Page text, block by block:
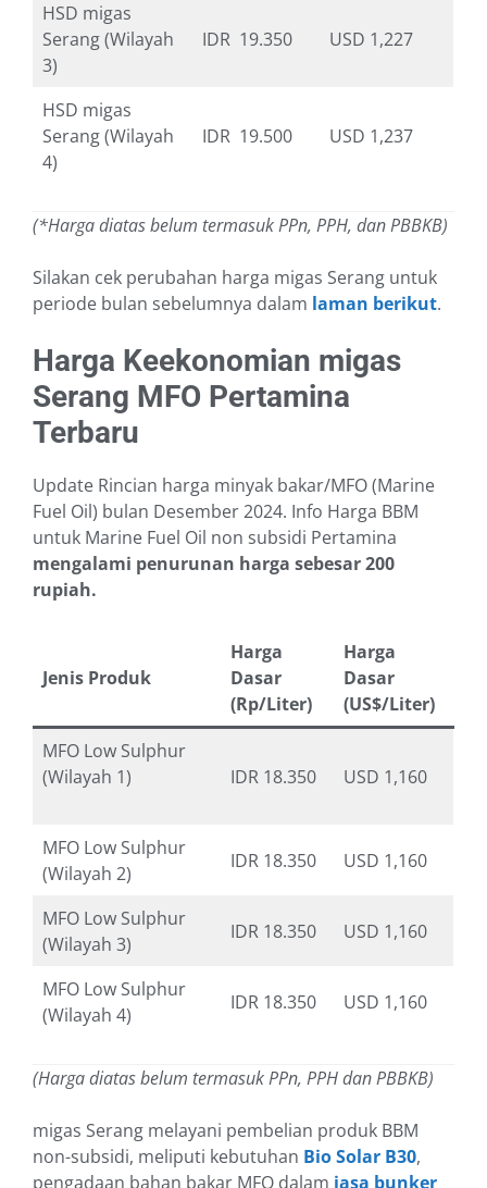
HSD migas
Serang (Wilayah
3)
IDR 19.350 USD 1,227
HSD migas
Serang (Wilayah
4)
IDR 19.500 USD 1,237
(*Harga diatas belum termasuk PPn, PPH, dan PBBKB)
Silakan cek perubahan harga migas Serang untuk
periode bulan sebelumnya dalam laman berikut.
Harga Keekonomian migas
Serang MFO Pertamina
Terbaru
Update Rincian harga minyak bakar/MFO (Marine
Fuel Oil) bulan Desember 2024. Info Harga BBM
untuk Marine Fuel Oil non subsidi Pertamina
mengalami penurunan harga sebesar 200
rupiah.
Jenis Produk
Harga
Dasar
(Rp/Liter)
Harga
Dasar
(US$/Liter)
MFO Low Sulphur
(Wilayah 1)
IDR 18.350 USD 1,160
MFO Low Sulphur
(Wilayah 2)
IDR 18.350 USD 1,160
MFO Low Sulphur
(Wilayah 3)
IDR 18.350 USD 1,160
MFO Low Sulphur
(Wilayah 4)
IDR 18.350 USD 1,160
(Harga diatas belum termasuk PPn, PPH dan PBBKB)
migas Serang melayani pembelian produk BBM
non-subsidi, meliputi kebutuhan Bio Solar B30,
pengadaan bahan bakar MFO dalam jasa bunker